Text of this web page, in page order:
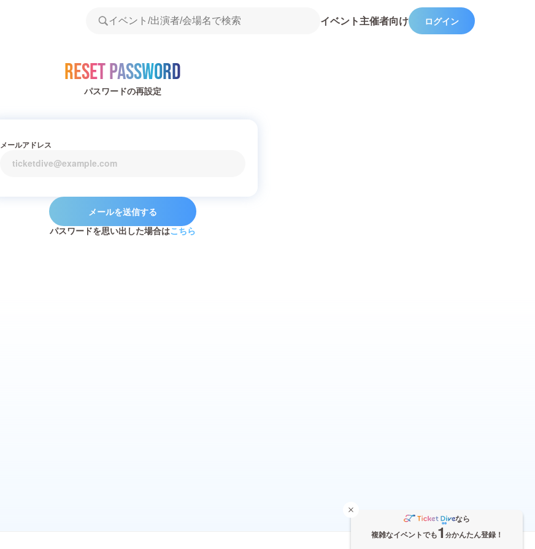
イベント主催者向け ログイン
Reset Password
パスワードの再設定
メールアドレス
メールを送信する
パスワードを思い出した場合はこちら
なら
複雑なイベントでも1 分かんたん登録！